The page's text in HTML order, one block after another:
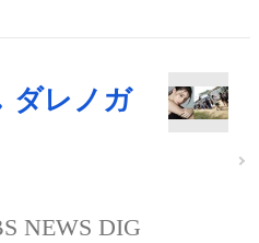
ダレノガ
NEWS DIG